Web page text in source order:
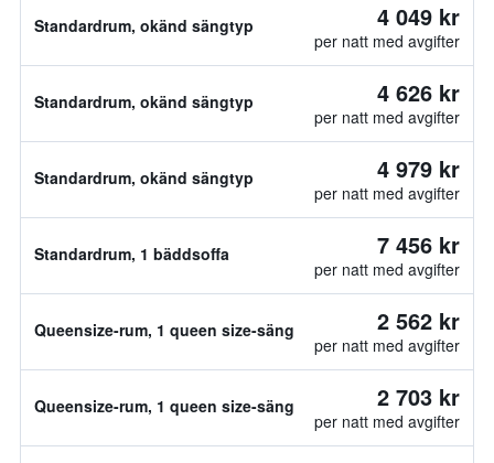
Standardrum, okänd sängtyp 4 049 kr
per natt med avgifter
Standardrum, okänd sängtyp 4 626 kr
per natt med avgifter
Standardrum, okänd sängtyp 4 979 kr
per natt med avgifter
Standardrum, 1 bäddsoffa 7 456 kr
per natt med avgifter
Queensize-rum, 1 queen size-säng 2 562 kr
per natt med avgifter
Queensize-rum, 1 queen size-säng 2 703 kr
per natt med avgifter